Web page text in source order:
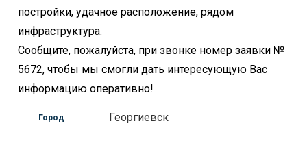
постройки, удачное расположение, рядом
инфраструктура.
Сообщите, пожалуйста, при звонке номер заявки №
5672, чтобы мы смогли дать интересующую Вас
информацию оперативно!
Город Георгиевск